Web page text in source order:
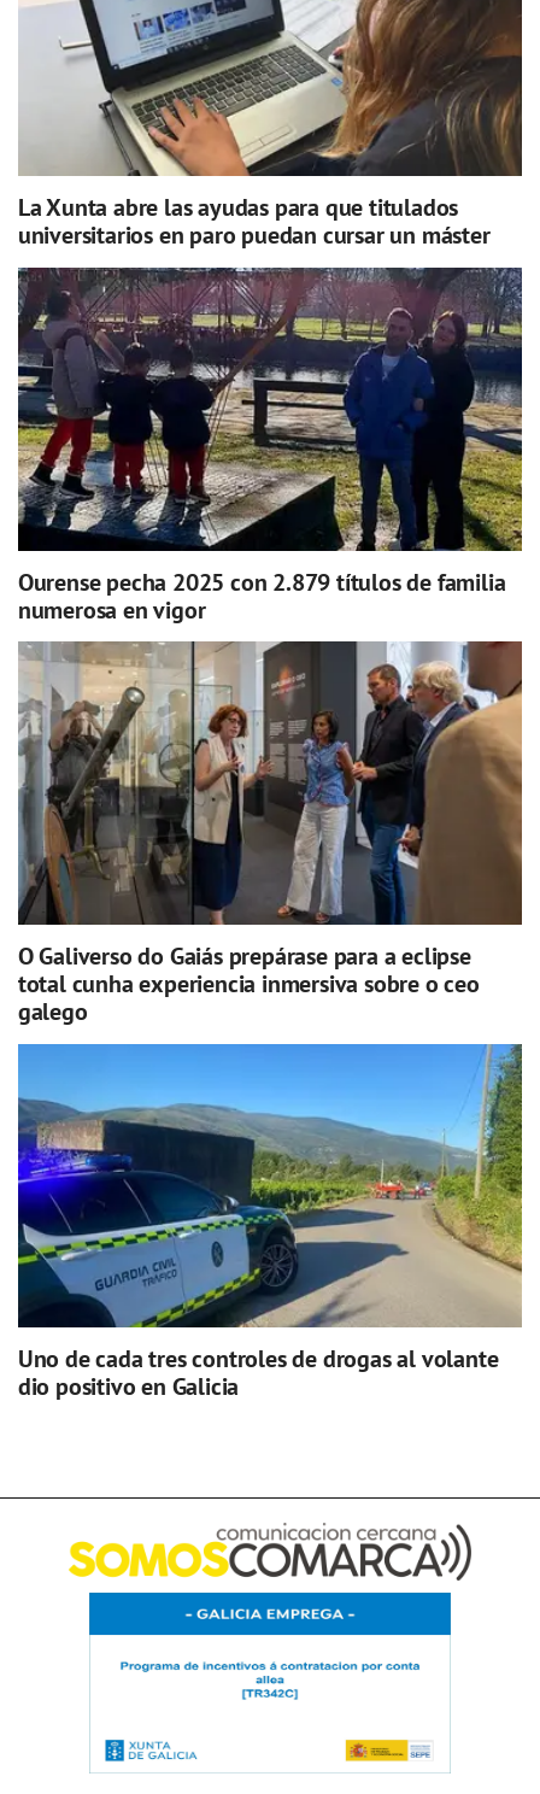
La Xunta abre las ayudas para que titulados
universitarios en paro puedan cursar un máster
Ourense pecha 2025 con 2.879 títulos de familia
numerosa en vigor
O Galiverso do Gaiás prepárase para a eclipse
total cunha experiencia inmersiva sobre o ceo
galego
Uno de cada tres controles de drogas al volante
dio positivo en Galicia